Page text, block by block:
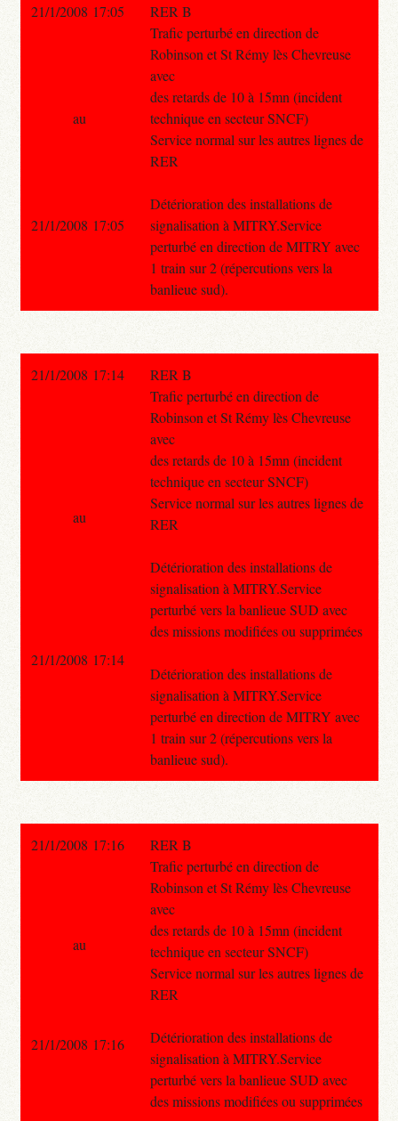
21/1/2008 17:05
RER B
Trafic perturbé en direction de
Robinson et St Rémy lès Chevreuse
avec
des retards de 10 à 15mn (incident
technique en secteur SNCF)
Service normal sur les autres lignes de
RER
Détérioration des installations de
signalisation à MITRY.Service
perturbé en direction de MITRY avec
1 train sur 2 (répercutions vers la
banlieue sud).
au
21/1/2008 17:05
21/1/2008 17:14
RER B
Trafic perturbé en direction de
Robinson et St Rémy lès Chevreuse
avec
des retards de 10 à 15mn (incident
technique en secteur SNCF)
Service normal sur les autres lignes de
RER
Détérioration des installations de
signalisation à MITRY.Service
perturbé vers la banlieue SUD avec
des missions modifiées ou supprimées
Détérioration des installations de
signalisation à MITRY.Service
perturbé en direction de MITRY avec
1 train sur 2 (répercutions vers la
banlieue sud).
au
21/1/2008 17:14
21/1/2008 17:16
RER B
Trafic perturbé en direction de
Robinson et St Rémy lès Chevreuse
avec
des retards de 10 à 15mn (incident
technique en secteur SNCF)
Service normal sur les autres lignes de
RER
Détérioration des installations de
signalisation à MITRY.Service
perturbé vers la banlieue SUD avec
des missions modifiées ou supprimées
au
21/1/2008 17:16